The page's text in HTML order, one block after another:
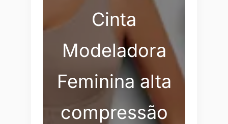
Cinta
Modeladora
Feminina alta
compressão